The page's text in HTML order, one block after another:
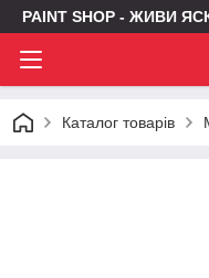
PAINT SHOP - ЖИВИ
Каталог товарів